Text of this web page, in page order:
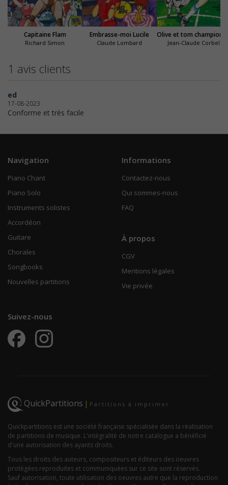
Capitaine Flam
Richard Simon
Embrasse-moi Lucile
Claude Lombard Jean-Claude Corbel
1 avis clients
ed
17-08-2023
Conforme et très facile
Navigation
Piano Chant
Piano Solo
Instruments solistes
Accordéon
Guitare
Chorales
Songbooks
Nouvelles partitions
Informations
Contactez-nous
Qui sommes-nous
FAQ
À propos
CGV
Mentions légales
Vie privée
Suivez-nous
QuickPartitions | Partitions à imprimer
Quickpartitions est une société française spécialisée dans la réalisation
de partitions de musique. L'intégralité de notre catalogue a bénéficié
d'une autorisation des ayants droits.
Tous les droits des auteurs, compositeurs et éditeurs des oeuvres
protégées reproduites et communiquées sur ce site sont réservés.
Sauf autorisation, toute utilisation des oeuvres autre que la reproduction